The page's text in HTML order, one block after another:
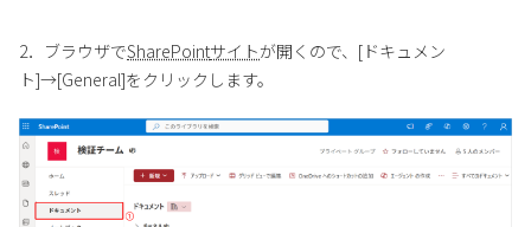
2．ブラウザでSharePointサイトが開くので、[ドキュメン
ト]→[General]をクリックします。